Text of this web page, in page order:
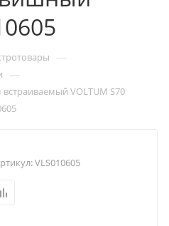
—
—
VOLTUM S70
VLS010605